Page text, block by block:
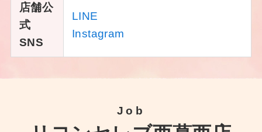
店舗公
式
SNS
LINE
Instagram
Job